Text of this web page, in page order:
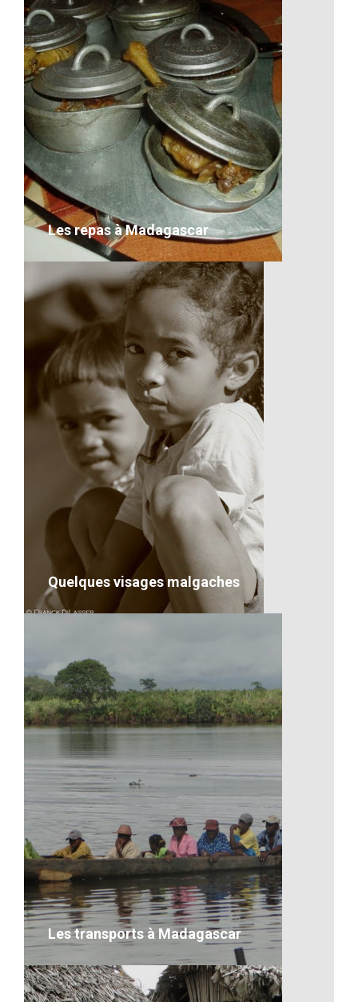
Concert pour l’association
VOIR LE DÉTAIL
Les repas à Madagascar
Les repas à Madagascar
VOIR LE DÉTAIL
Quelques visages malgaches
Quelques visages malgaches
VOIR LE DÉTAIL
Les transports à Madagascar